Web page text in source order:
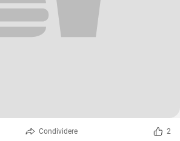
Condividere 2